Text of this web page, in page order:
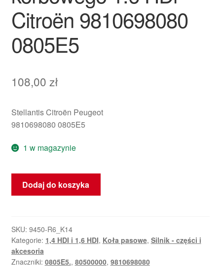
Citroën 9810698080
0805E5
108,00 zł
Stellantis Citroën Peugeot
9810698080 0805E5
1 w magazynie
ilość
Koło
korbowego
1.6
HDi
Citroën
Dodaj do koszyka
SKU: 9450-R6_K14
Kategorie: 1,4 HDI i 1,6 HDI, Koła pasowe, Silnik - części i
akcesoria
Znaczniki: 0805E5., 80500000, 9810698080